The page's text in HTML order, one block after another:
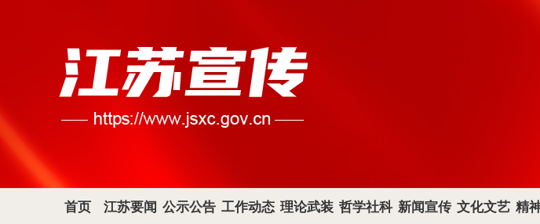
首页 江苏要闻 公示公告 工作动态 理论武装 哲学社科 新闻宣传 文化文艺 精